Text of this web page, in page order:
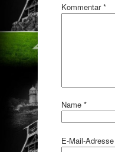
Kommentar*
Name *
E-Mail-Adresse